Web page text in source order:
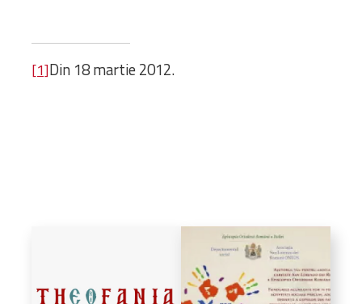
[1]Din 18 martie 2012.